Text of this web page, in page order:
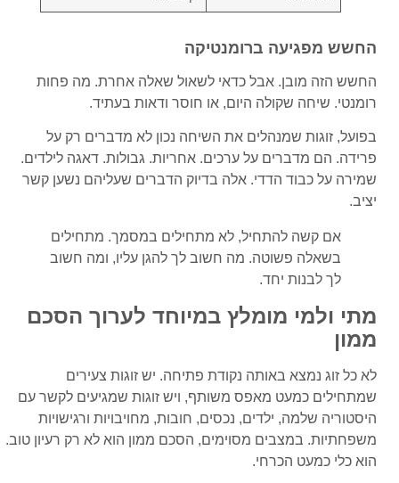
החשש מפגיעה ברומנטיקה
החשש הזה מובן. אבל כדאי לשאול שאלה אחרת. מה פחות
רומנטי. שיחה שקולה היום, או חוסר ודאות בעתיד.
בפועל, זוגות שמנהלים את השיחה נכון לא מדברים רק על
פרידה. הם מדברים על ערכים. אחריות. גבולות. דאגה לילדים.
שמירה על כבוד הדדי. אלה בדיוק הדברים שעליהם נשען קשר
יציב.
אם קשה להתחיל, לא מתחילים במסמך. מתחילים
בשאלה פשוטה. מה חשוב לך להגן עליו, ומה חשוב
לך לבנות יחד.
מתי ולמי מומלץ במיוחד לערוך הסכם
ממון
לא כל זוג נמצא באותה נקודת פתיחה. יש זוגות צעירים
שמתחילים כמעט מאפס משותף, ויש זוגות שמגיעים לקשר עם
היסטוריה שלמה, ילדים, נכסים, חובות, מחויבויות ורגישויות
משפחתיות. במצבים מסוימים, הסכם ממון הוא לא רק רעיון טוב.
הוא כלי כמעט הכרחי.